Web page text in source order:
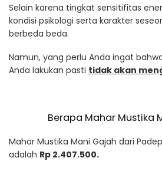
Selain karena tingkat sensitifitas
kondisi psikologi serta karakter
berbeda beda.
Namun, yang perlu Anda ingat
Anda lakukan pasti tidak akan
Berapa Mahar Mustika
Mahar Mustika Mani Gajah dari
adalah Rp 2.407.500.